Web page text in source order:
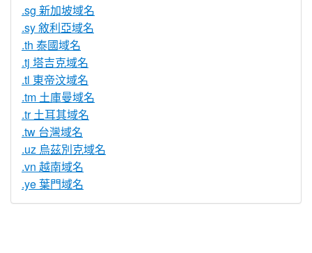
.sg 新加坡域名
.sy 敘利亞域名
.th 泰國域名
.tj 塔吉克域名
.tl 東帝汶域名
.tm 土庫曼域名
.tr 土耳其域名
.tw 台灣域名
.uz 烏茲別克域名
.vn 越南域名
.ye 葉門域名